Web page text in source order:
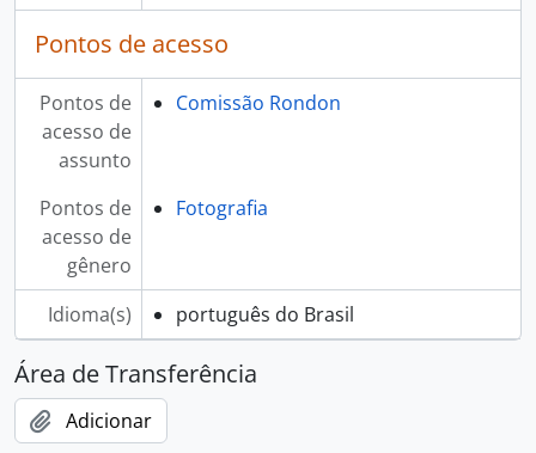
Pontos de acesso
Pontos de
acesso de
assunto
Comissão Rondon
Pontos de
acesso de
gênero
Fotografia
Idioma(s) português do Brasil
Área de Transferência
Adicionar